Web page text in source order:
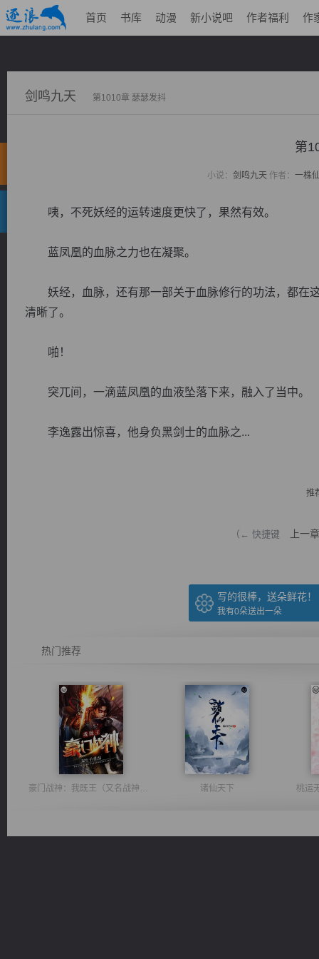
首页 书库 动漫 新小说吧 作者福利 作
剑鸣九天 第1010章 瑟瑟发抖
第
小说： 剑鸣九天 作者： 一株
咦，不死妖经的运转速度更快了，果然有效。
蓝凤凰的血脉之力也在凝聚。
妖经，血脉，还有那一部关于血脉修行的功法，都在
清晰了。
啪！
突兀间，一滴蓝凤凰的血液坠落下来，融入了当中。
李逸露出惊喜，他身负黑剑士的血脉之...
推
（← 快捷键 上一章
写的很棒，送朵鲜花！
我有0朵送出一朵
热门推荐
豪门战神：我既王（又名战神归来不败神婿修罗战神） 诸仙天下 桃运